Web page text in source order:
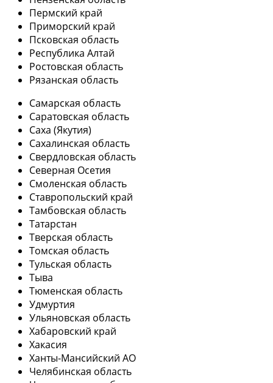
Пермский край
Приморский край
Псковская область
Республика Алтай
Ростовская область
Рязанская область
Самарская область
Саратовская область
Саха (Якутия)
Сахалинская область
Свердловская область
Северная Осетия
Смоленская область
Ставропольский край
Тамбовская область
Татарстан
Тверская область
Томская область
Тульская область
Тыва
Тюменская область
Удмуртия
Ульяновская область
Хабаровский край
Хакасия
Ханты-Мансийский АО
Челябинская область